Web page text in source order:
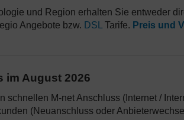
und Region erhalten Sie entweder
Angebote bzw. DSL Tarife. Preis und
im August 2026
schnellen M-net Anschluss (Internet /
(Neuanschluss oder